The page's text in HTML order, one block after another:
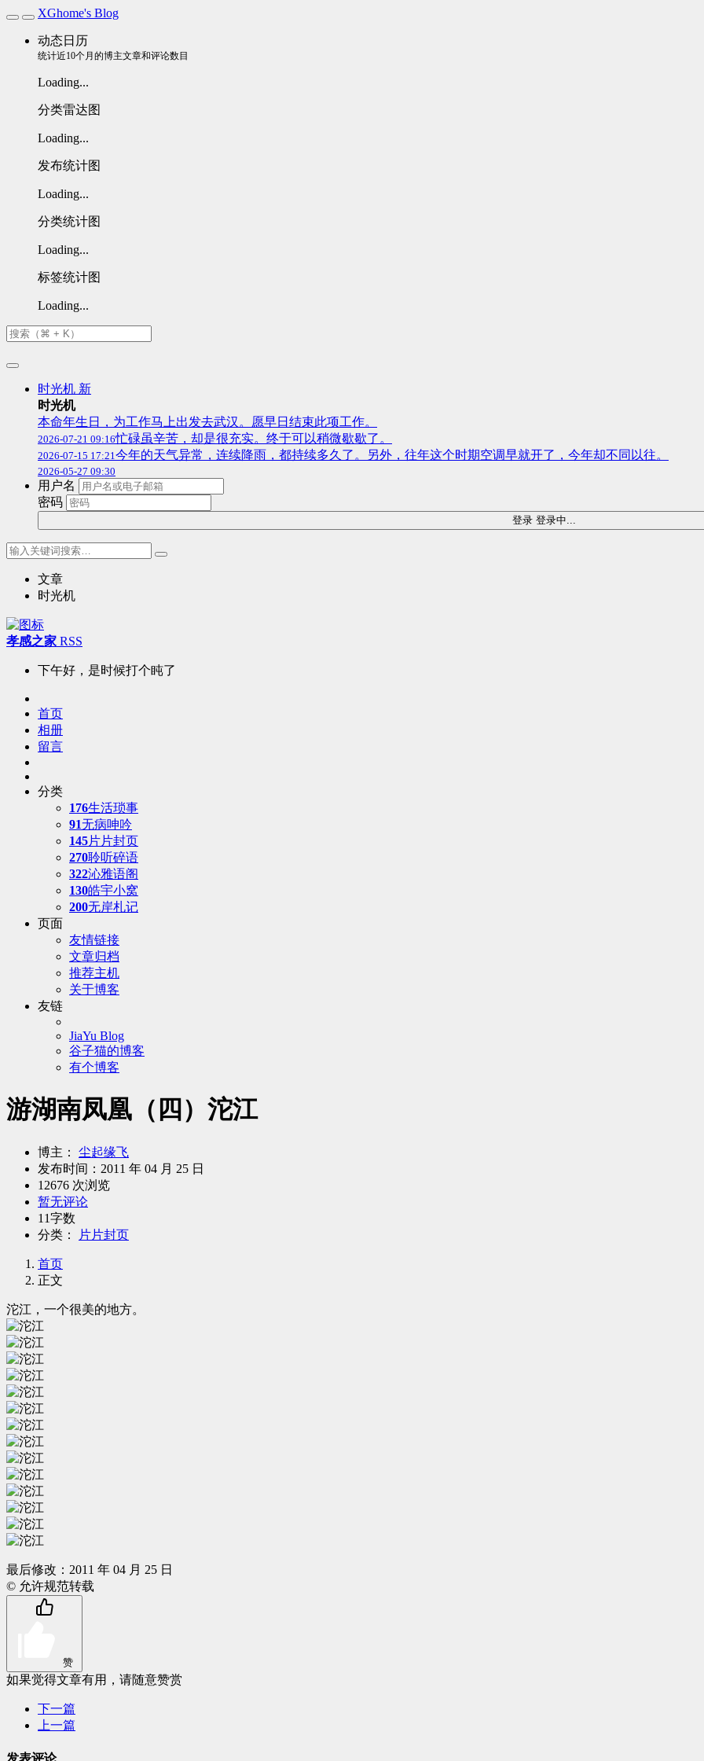
XGhome's Blog
动态日历
统计近10个月的博主文章和评论数目
Loading...
分类雷达图
Loading...
发布统计图
Loading...
分类统计图
Loading...
标签统计图
Loading...
时光机 新
时光机
本命年生日，为工作马上出发去武汉。愿早日结束此项工作。
2026-07-21 09:16忙碌虽辛苦，却是很充实。终于可以稍微歇歇了。
2026-07-15 17:21今年的天气异常，连续降雨，都持续多久了。另外，往年这个时期空调早就开了，今年却不同以往。
2026-05-27 09:30
用户名
密码
登录 登录中...
文章
时光机
孝感之家 RSS
下午好，是时候打个盹了
首页
相册
留言
分类
176生活琐事
91无病呻吟
145片片封页
270聆听碎语
322沁雅语阁
130皓宇小窝
200无岸札记
页面
友情链接
文章归档
推荐主机
关于博客
友链
JiaYu Blog
谷子猫的博客
有个博客
游湖南凤凰（四）沱江
博主：
尘起缘飞
发布时间： 2011 年 04 月 25 日
12676 次浏览
暂无评论
11字数
分类：
片片封页
首页
正文
沱江，一个很美的地方。
最后修改：2011 年 04 月 25 日
© 允许规范转载
赞
如果觉得文章有用，请随意赞赏
下一篇
上一篇